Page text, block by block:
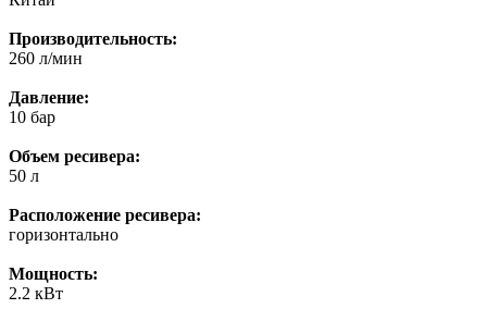
Производительность:
260 л/мин
Давление:
10 бар
Объем ресивера:
50 л
Расположение ресивера:
горизонтально
Мощность:
2.2 кВт